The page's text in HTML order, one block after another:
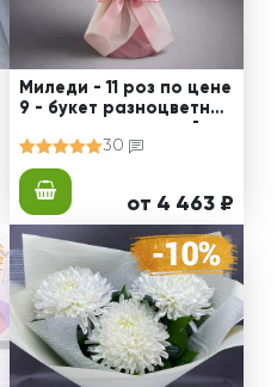
Миледи - 11 роз по цене
9 - букет разноцветных
ленью
30
от 4 463 ₽